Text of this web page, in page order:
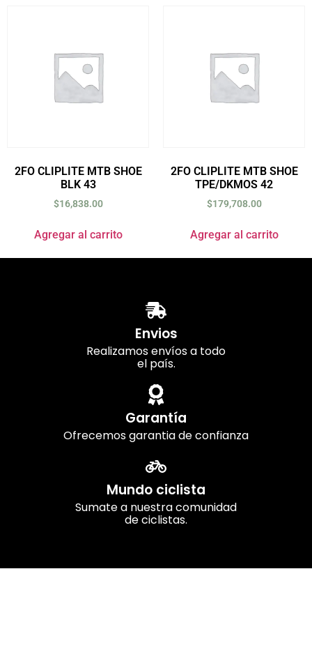
2FO CLIPLITE MTB SHOE
BLK 43
$16,838.00
Agregar al carrito
2FO CLIPLITE MTB SHOE
TPE/DKMOS 42
$179,708.00
Agregar al carrito
Envios
Realizamos envíos a todo
el país.
Garantía
Ofrecemos garantia de confianza
Mundo ciclista
Sumate a nuestra comunidad
de ciclistas.